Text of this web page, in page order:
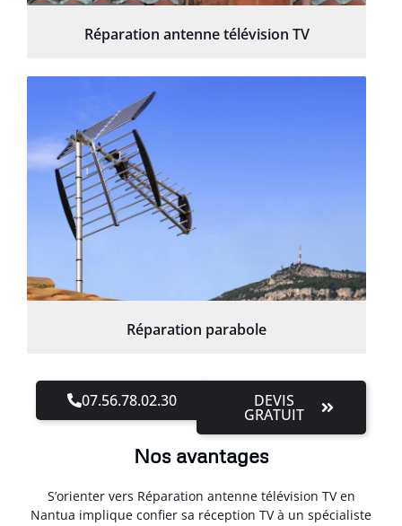
Réparation antenne télévision TV
Réparation parabole
07.56.78.02.30 DEVIS
GRATUIT
Nos avantages
S’orienter vers Réparation antenne télévision TV en
Nantua implique confier sa réception TV à un spécialiste